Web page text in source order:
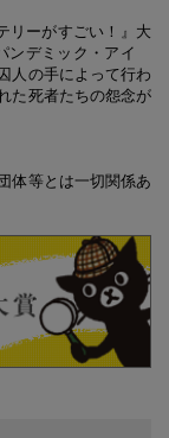
リーがすごい！』大
ンデミック・アイ
人の手によって行わ
た死者たちの怨念が
体等とは一切関係あ